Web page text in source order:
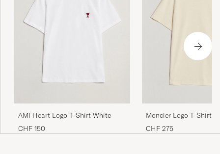
AMI Heart Logo T-Shirt White
CHF 150
Moncler Logo T-Shirt
CHF 275